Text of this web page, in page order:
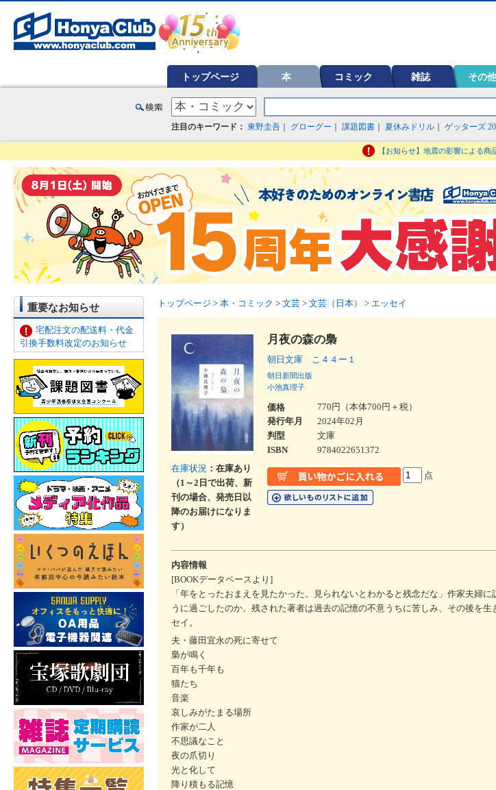
トップページ 本 コミック 雑誌 その
注目のキーワード： 東野圭吾 グローグー 課題図書 夏休みドリル ゲッターズ
【お知らせ】地震の影響による商
重要なお知らせ
宅配注文の配送料・代金
引換手数料改定のお知らせ
トップページ > 本・コミック > 文芸 > 文芸（日本） > エッセイ
在庫状況 ：在庫あり
（1～2日で出荷、新
刊の場合、発売日以
降のお届けになりま
す）
月夜の森の梟
朝日文庫 こ４４ー１
朝日新聞出版
小池真理子
価格
770円（本体700円＋税）
発行年月
2024年02月
判型
文庫
ISBN
9784022651372
点
内容情報
[BOOKデータベースより]
「年をとったおまえを見たかった。見られないとわかると残念だな」作家夫婦
うに過ごしたのか。残された著者は過去の記憶の不意うちに苦しみ、その後を
セイ。
夫・藤田宜永の死に寄せて
梟が鳴く
百年も千年も
猫たち
音楽
哀しみがたまる場所
作家が二人
不思議なこと
夜の爪切り
光と化して
降り積もる記憶